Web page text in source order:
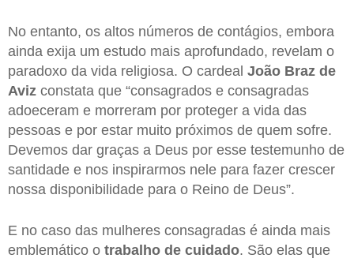
No entanto, os altos números de contágios, embora
ainda exija um estudo mais aprofundado, revelam o
paradoxo da vida religiosa. O cardeal João Braz de
Aviz constata que “consagrados e consagradas
adoeceram e morreram por proteger a vida das
pessoas e por estar muito próximos de quem sofre.
Devemos dar graças a Deus por esse testemunho de
santidade e nos inspirarmos nele para fazer crescer
nossa disponibilidade para o Reino de Deus”.
E no caso das mulheres consagradas é ainda mais
emblemático o trabalho de cuidado. São elas que